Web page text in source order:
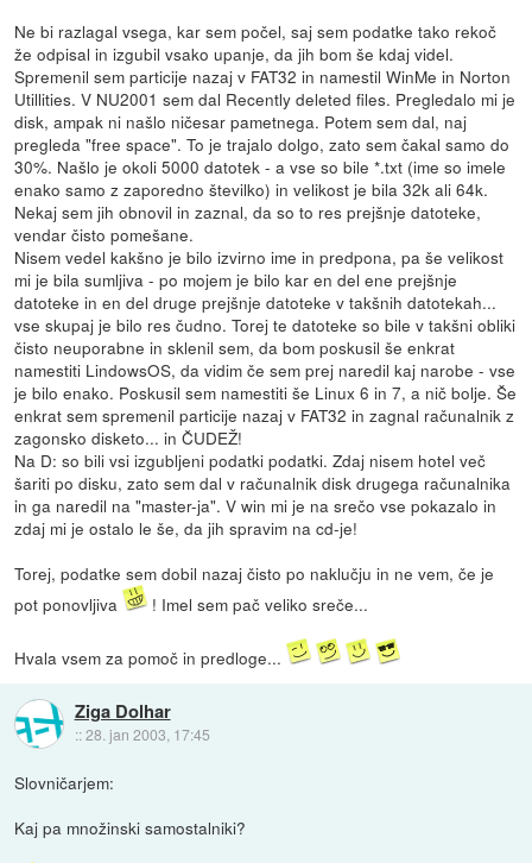
Ne bi razlagal vsega, kar sem počel, saj sem podatke tako rekoč
že odpisal in izgubil vsako upanje, da jih bom še kdaj videl.
Spremenil sem particije nazaj v FAT32 in namestil WinMe in Norton
Utillities. V NU2001 sem dal Recently deleted files. Pregledalo mi je
disk, ampak ni našlo ničesar pametnega. Potem sem dal, naj
pregleda "free space". To je trajalo dolgo, zato sem čakal samo do
30%. Našlo je okoli 5000 datotek - a vse so bile *.txt (ime so imele
enako samo z zaporedno številko) in velikost je bila 32k ali 64k.
Nekaj sem jih obnovil in zaznal, da so to res prejšnje datoteke,
vendar čisto pomešane.
Nisem vedel kakšno je bilo izvirno ime in predpona, pa še velikost
mi je bila sumljiva - po mojem je bilo kar en del ene prejšnje
datoteke in en del druge prejšnje datoteke v takšnih datotekah...
vse skupaj je bilo res čudno. Torej te datoteke so bile v takšni obliki
čisto neuporabne in sklenil sem, da bom poskusil še enkrat
namestiti LindowsOS, da vidim če sem prej naredil kaj narobe - vse
je bilo enako. Poskusil sem namestiti še Linux 6 in 7, a nič bolje. Še
enkrat sem spremenil particije nazaj v FAT32 in zagnal računalnik z
zagonsko disketo... in ČUDEŽ!
Na D: so bili vsi izgubljeni podatki podatki. Zdaj nisem hotel več
šariti po disku, zato sem dal v računalnik disk drugega računalnika
in ga naredil na "master-ja". V win mi je na srečo vse pokazalo in
zdaj mi je ostalo le še, da jih spravim na cd-je!
Torej, podatke sem dobil nazaj čisto po naklučju in ne vem, če je
pot ponovljiva
! Imel sem pač veliko sreče...
Hvala vsem za pomoč in predloge...
Ziga Dolhar
::28. jan 2003, 17:45
Slovničarjem:
Kaj pa množinski samostalniki?